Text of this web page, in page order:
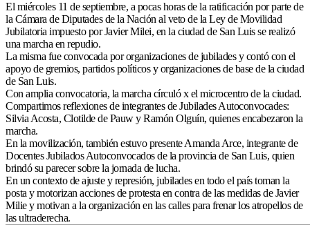
El miércoles 11 de septiembre, a pocas horas de la ratificación por parte de
la Cámara de Diputades de la Nación al veto de la Ley de Movilidad
Jubilatoria impuesto por Javier Milei, en la ciudad de San Luis se realizó
una marcha en repudio.
La misma fue convocada por organizaciones de jubilades y contó con el
apoyo de gremios, partidos políticos y organizaciones de base de la ciudad
de San Luis.
Con amplia convocatoria, la marcha círculó x el microcentro de la ciudad.
Compartimos reflexiones de integrantes de Jubilades Autoconvocades:
Silvia Acosta, Clotilde de Pauw y Ramón Olguín, quienes encabezaron la
marcha.
En la movilización, también estuvo presente Amanda Arce, integrante de
Docentes Jubilados Autoconvocados de la provincia de San Luis, quien
brindó su parecer sobre la jornada de lucha.
En un contexto de ajuste y represión, jubilades en todo el país toman la
posta y motorizan acciones de protesta en contra de las medidas de Javier
Milie y motivan a la organización en las calles para frenar los atropellos de
las ultraderecha.